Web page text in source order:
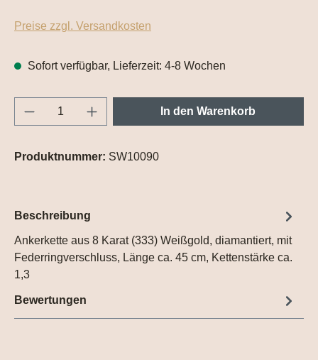
Preise zzgl. Versandkosten
Sofort verfügbar, Lieferzeit: 4-8 Wochen
Produkt Anzahl: Gib den gewünschten
In den Warenkorb
Produktnummer: SW10090
Beschreibung
Ankerkette aus 8 Karat (333) Weißgold, diamantiert, mit
Federringverschluss, Länge ca. 45 cm, Kettenstärke ca.
1,3
Bewertungen